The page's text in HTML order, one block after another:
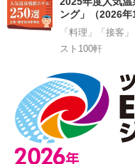
ング」（2026年
「料理」「接客
スト100軒